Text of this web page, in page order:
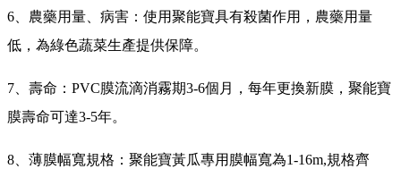
6、農藥用量、病害：使用聚能寶具有殺菌作用，農藥用量
低，為綠色蔬菜生產提供保障。
7、壽命：PVC膜流滴消霧期3-6個月，每年更換新膜，聚能寶
膜壽命可達3-5年。
8、薄膜幅寬規格：聚能寶黃瓜專用膜幅寬為1-16m,規格齊